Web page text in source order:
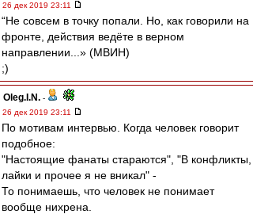
26 дек 2019 23:11
“Не совсем в точку попали. Но, как говорили на
фронте, действия ведёте в верном
направлении...» (МВИН)
;)
Oleg.I.N. -
26 дек 2019 23:11
По мотивам интервью. Когда человек говорит
подобное:
"Настоящие фанаты стараются", "В конфликты,
лайки и прочее я не вникал" -
То понимаешь, что человек не понимает
вообще нихрена.